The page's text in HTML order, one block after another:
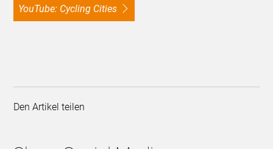
YouTube: Cycling Cities
Den Artikel teilen